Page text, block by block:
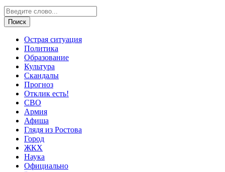
Острая ситуация
Политика
Образование
Культура
Скандалы
Прогноз
Отклик есть!
СВО
Армия
Афиша
Глядя из Ростова
Город
ЖКХ
Наука
Официально